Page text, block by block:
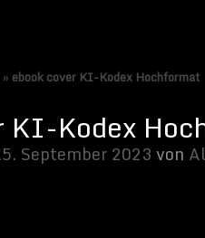
» ebook cover KI-Kodex Hochformat